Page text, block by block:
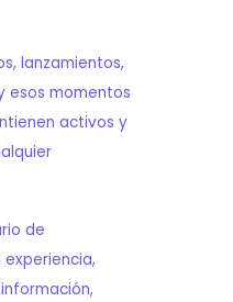
lanzamientos,
esos momentos
activos y
de